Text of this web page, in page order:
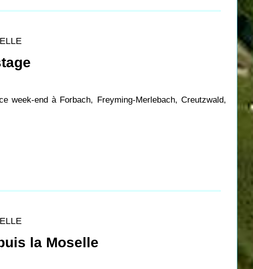
end à Forbach, Freyming-Merlebach, Creutzwald,
la Moselle